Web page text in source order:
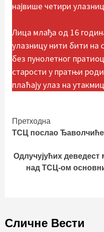
највише четири
Лица млађа од 16
улазницу нити бити на
без пунолетног
старости у пратњи
плаћају улаз на
Continue
Reading
Претходна
ТСЦ послао
Одлучујућих
над ТСЦ-ом
Сличне Вести